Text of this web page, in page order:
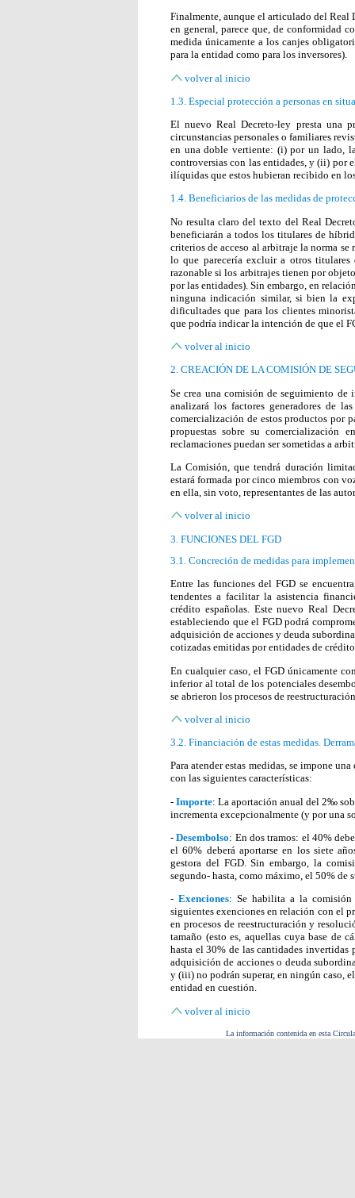
Finalmente, aunque el articulado del Real
en general, parece que, de conformidad
medida únicamente a los canjes
para la entidad como para los inversores).
volver al inicio
1.3. Especial protección a personas en
El nuevo Real Decreto-ley presta una
circunstancias personales o familiares
en una doble vertiente: (i) por un lado,
controversias con las entidades, y (ii) por
ilíquidas que estos hubieran recibido en
1.4. Beneficiarios de las medidas de
No resulta claro del texto del Real
beneficiarán a todos los titulares de
criterios de acceso al arbitraje la norma
lo que parecería excluir a otros
razonable si los arbitrajes tienen por
por las entidades). Sin embargo, en
ninguna indicación similar, si bien la
dificultades que para los clientes
que podría indicar la intención de que el
volver al inicio
2. CREACIÓN DE LA COMISIÓN DE
Se crea una comisión de seguimiento
analizará los factores generadores de
comercialización de estos productos por
propuestas sobre su comercialización
reclamaciones puedan ser sometidas a
La Comisión, que tendrá duración
estará formada por cinco miembros con
en ella, sin voto, representantes de las
volver al inicio
3. FUNCIONES DEL FGD
3.1. Concreción de medidas para
Entre las funciones del FGD se
tendentes a facilitar la asistencia
crédito españolas. Este nuevo Real
estableciendo que el FGD podrá
adquisición de acciones y deuda
cotizadas emitidas por entidades de
En cualquier caso, el FGD únicamente
inferior al total de los potenciales
se abrieron los procesos de
volver al inicio
3.2. Financiación de estas medidas.
Para atender estas medidas, se impone
con las siguientes características:
-Importe: La aportación anual del 2‰
incrementa excepcionalmente (y por una
-Desembolso: En dos tramos: el 40%
el 60% deberá aportarse en los siete
gestora del FGD. Sin embargo, la
segundo- hasta, como máximo, el 50% de
- Exenciones: Se habilita a la comisión
siguientes exenciones en relación con el
en procesos de reestructuración y
tamaño (esto es, aquellas cuya base de
hasta el 30% de las cantidades invertidas
adquisición de acciones o deuda
y (iii) no podrán superar, en ningún caso,
entidad en cuestión.
volver al inicio
La información contenida en esta